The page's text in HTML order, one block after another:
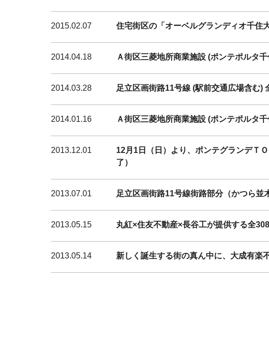
2015.02.07 住宅街区の「オーベルグランディオ千住
2014.04.18 Ａ街区三菱地所商業施設 (ポンテポルタ
2014.03.28 足立区画街路11号線 (駅前交通広場含む)
2014.01.16 Ａ街区三菱地所商業施設 (ポンテポルタ
2013.12.01
12月1日（日）より、ポンテグランデＴ
了）
2013.07.01 足立区画街路11号線街路部分（かつら
2013.05.15 丸紅×住友不動産×長谷工が提供する全
2013.05.14 新しく誕生する街の真ん中に、大成有楽